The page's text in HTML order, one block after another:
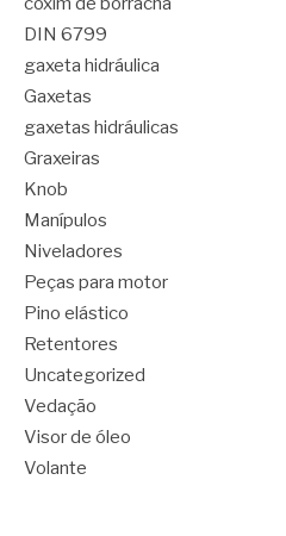
DIN 6799
gaxeta hidráulica
Gaxetas
gaxetas hidráulicas
Graxeiras
Knob
Manípulos
Niveladores
Peças para motor
Pino elástico
Retentores
Uncategorized
Vedação
Visor de óleo
Volante